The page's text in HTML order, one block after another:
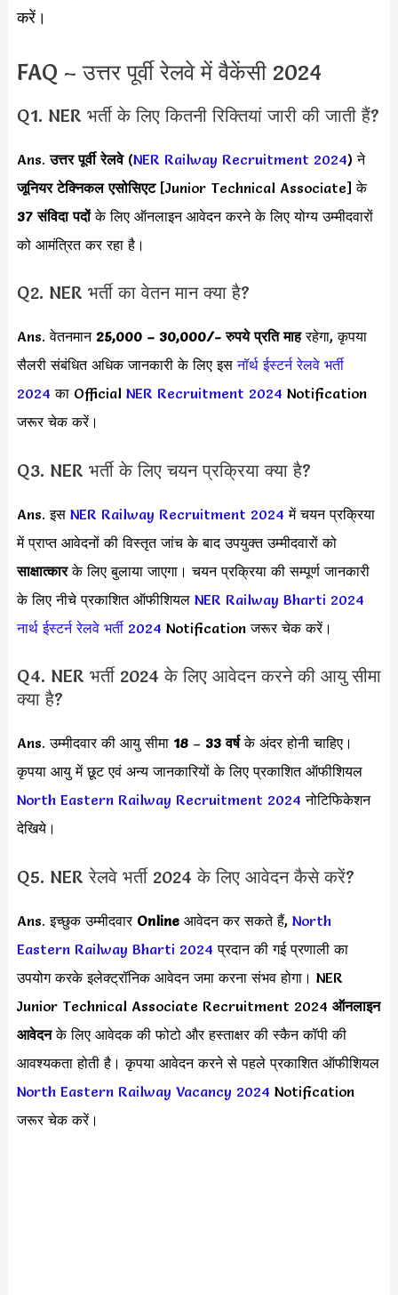
करें।
FAQ – उत्तर पूर्वी रेलवे में वैकेंसी 2024
Q1. NER भर्ती के लिए कितनी रिक्तियां जारी की जाती हैं?
Ans.उत्तर पूर्वी रेलवे(NER Railway Recruitment 2024) ने
जूनियर टेक्निकल एसोसिएट[Junior Technical Associate] के
37 संविदा पदोंके लिए ऑनलाइन आवेदन करने के लिए योग्य उम्मीदवारों
को आमंत्रित कर रहा है।
Q2. NER भर्ती का वेतन मान क्या है?
Ans. वेतनमान 25,000 – 30,000/- रुपये प्रति माहरहेगा, कृपया
सैलरी संबंधित अधिक जानकारी के लिए इसनॉर्थ ईस्टर्न रेलवे भर्ती
2024 का Official NER Recruitment 2024 Notification
जरूर चेक करें।
Q3. NER भर्ती के लिए चयन प्रक्रिया क्या है?
Ans. इस NER Railway Recruitment 2024 में चयन प्रक्रिया
में प्राप्त आवेदनों की विस्तृत जांच के बाद उपयुक्त उम्मीदवारों को
साक्षात्कारके लिए बुलाया जाएगा। चयन प्रक्रिया की सम्पूर्ण जानकारी
के लिए नीचे प्रकाशित ऑफीशियल NER Railway Bharti 2024
नार्थ ईस्टर्न रेलवे भर्ती 2024 Notification जरूर चेक करें।
Q4. NER भर्ती 2024 के लिए आवेदन करने की आयु सीमा
क्या है?
Ans. उम्मीदवार की आयु सीमा 18– 33 वर्षके अंदर होनी चाहिए।
कृपया आयु में छूट एवं अन्य जानकारियों के लिए प्रकाशित ऑफीशियल
North Eastern Railway Recruitment 2024 नोटिफिकेशन
देखिये।
Q5. NER रेलवे भर्ती 2024 के लिए आवेदन कैसे करें?
Ans. इच्छुक उम्मीदवार Online आवेदन कर सकते हैं, North
Eastern Railway Bharti 2024 प्रदान की गई प्रणाली का
उपयोग करके इलेक्ट्रॉनिक आवेदन जमा करना संभव होगा। NER
Junior Technical Associate Recruitment 2024 ऑनलाइन
आवेदनके लिए आवेदक की फोटो और हस्ताक्षर की स्कैन कॉपी की
आवश्यकता होती है। कृपया आवेदन करने से पहले प्रकाशित ऑफीशियल
North Eastern Railway Vacancy 2024 Notification
जरूर चेक करें।